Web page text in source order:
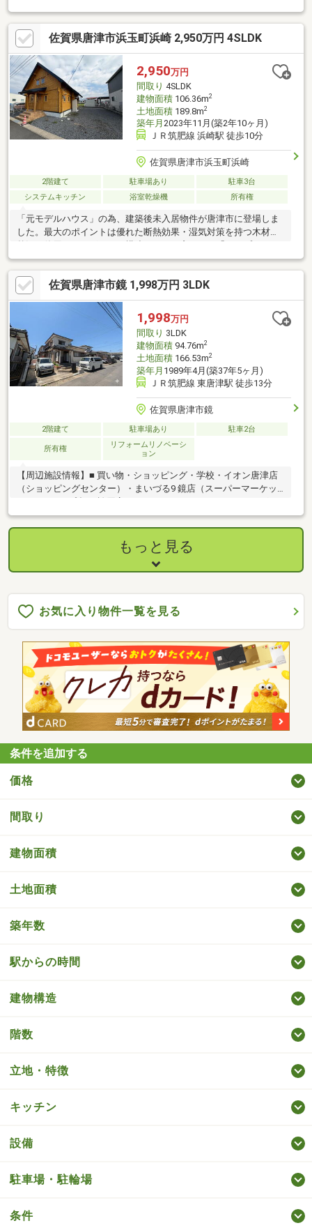
市立鏡山小学校：徒歩約27分◇唐津市立鏡中学校：徒歩約30分☆
年間1600件の相談実績☆頭金0円可能！月々の返済がご不安な
方！もっと良い条件を引き出したい方！すでにお借入のある方！
など、住宅ローンのお悩みをこれまでにたくさんお受けしてきま
した＾＾お客様に合った最適な金融機関のご提案や、将来を見越
した無理のないご返済プランの作成もしています！ぜひ一度ご相
談下さい＾＾
佐賀県唐津市浜玉町浜崎 2,950万円 4SLDK
2,950万円
間取り 4SLDK
建物面積106.36m2
土地面積189.8m2
築年月 2023年11月(築2年10ヶ月)
ＪＲ筑肥線 浜崎駅 徒歩10分
佐賀県唐津市浜玉町浜崎
2階建て 駐車場あり
駐車3台
システムキッチン
浴室乾燥機 所有権
「元モデルハウス」の為、建築後未入居物件が唐津市に登場しま
した。最大のポイントは優れた断熱効果・湿気対策を持つ木材を
ス」を採用し、高い断熱性能を実現しています。モデルハウスな
らではの充実設備～食器洗浄乾燥機・浴室乾燥・省エネ給湯器～
に加え、駐車場は3、4台駐車可能です。駅まで10分という便利性
を保ちながら、木の香りに包まれる上質な暮らしの空間をぜひ現
地でご体感ください。お気軽にお問い合わせください♪
佐賀県唐津市鏡 1,998万円 3LDK
1,998万円
間取り 3LDK
建物面積94.76m2
土地面積166.53m2
築年月 1989年4月(築37年5ヶ月)
ＪＲ筑肥線 東唐津駅 徒歩13分
佐賀県唐津市鏡
2階建て 駐車場あり 駐車2台
所有権
リフォームリノベーシ
ョン
【周辺施設情報】■ 買い物・ショッピング・学校・イオン唐津店
（ショッピングセンター）・まいづる9 鏡店（スーパーマーケッ
ト）・Aコープ 虹の松原店（スーパーマーケット）・ドラッグス
トアモリ 鏡店（ドラッグストア）・唐津市立鏡山小学校・唐津市
立鏡中学校イオン唐津店やスーパーが車で数分の距離にあり、毎
日のお買い物に便利な立地。子育て世帯にもおすすめの住環境で
す。最寄りの東唐津駅までは徒歩13分と、通勤・通学にも無理の
もっと見る
お気に入り物件一覧を見る
条件を追加する
価格
間取り
建物面積
土地面積
築年数
駅からの時間
建物構造
階数
立地・特徴
キッチン
設備
駐車場・駐輪場
条件